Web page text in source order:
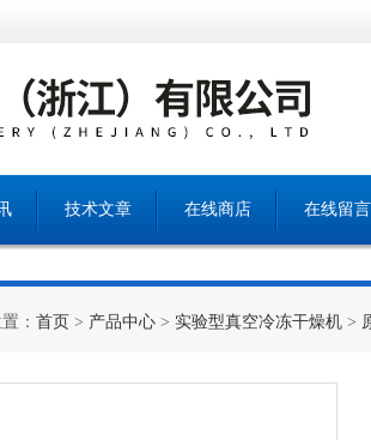
技术文章 在线商店 在线留言
： 首页 > 产品中心 > 实验型真空冷冻干燥机 >